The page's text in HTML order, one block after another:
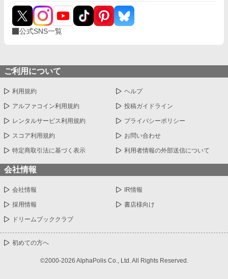
公式SNS一覧
ご利用について
利用規約 ヘルプ
アルファコイン利用規約 投稿ガイドライン
レンタルサービス利用規約 プライバシーポリシー
スコア利用規約 お問い合わせ
特定商取引法に基づく表示 利用者情報の外部送信について
会社情報
会社情報 IR情報
採用情報 書店様向け
ドリームブッククラブ
初めての方へ
©2000-2026 AlphaPolis Co., Ltd. All Rights Reserved.